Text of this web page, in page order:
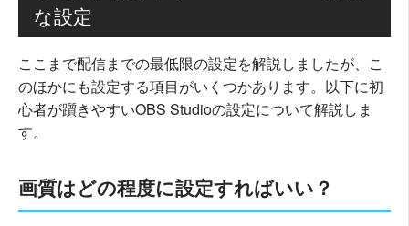
な設定
ここまで配信までの最低限の設定を解説しましたが、こ
のほかにも設定する項目がいくつかあります。以下に初
心者が躓きやすいOBS Studioの設定について解説しま
す。
画質はどの程度に設定すればいい？